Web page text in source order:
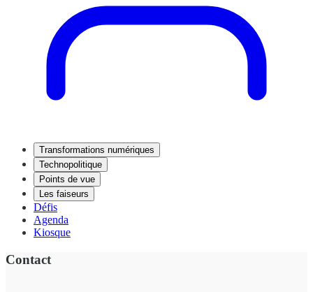
Transformations numériques
Technopolitique
Points de vue
Les faiseurs
Défis
Agenda
Kiosque
Contact